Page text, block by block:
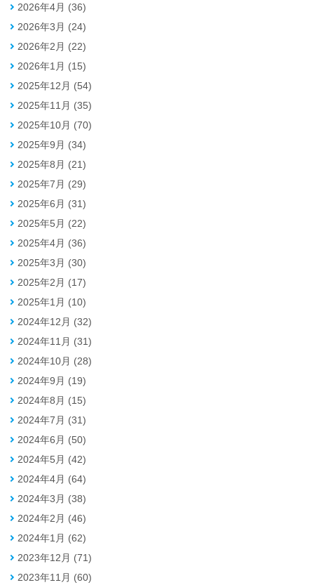
2026年4月 (36)
2026年3月 (24)
2026年2月 (22)
2026年1月 (15)
2025年12月 (54)
2025年11月 (35)
2025年10月 (70)
2025年9月 (34)
2025年8月 (21)
2025年7月 (29)
2025年6月 (31)
2025年5月 (22)
2025年4月 (36)
2025年3月 (30)
2025年2月 (17)
2025年1月 (10)
2024年12月 (32)
2024年11月 (31)
2024年10月 (28)
2024年9月 (19)
2024年8月 (15)
2024年7月 (31)
2024年6月 (50)
2024年5月 (42)
2024年4月 (64)
2024年3月 (38)
2024年2月 (46)
2024年1月 (62)
2023年12月 (71)
2023年11月 (60)